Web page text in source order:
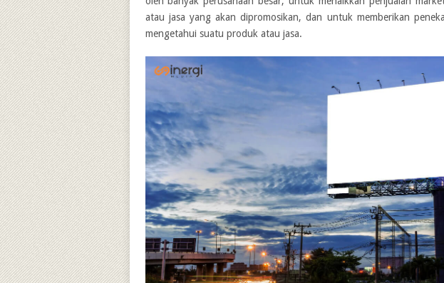
atau jasa yang akan dipromosikan, dan untuk memberikan
mengetahui suatu produk atau jasa.